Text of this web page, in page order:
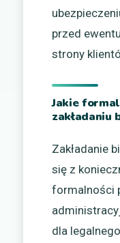
przed
strony
Jakie
zakładaniu
Zakładanie
się z
formalności
dla